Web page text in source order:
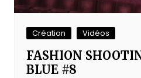
Création Vidéos
FASHION
BLUE #8